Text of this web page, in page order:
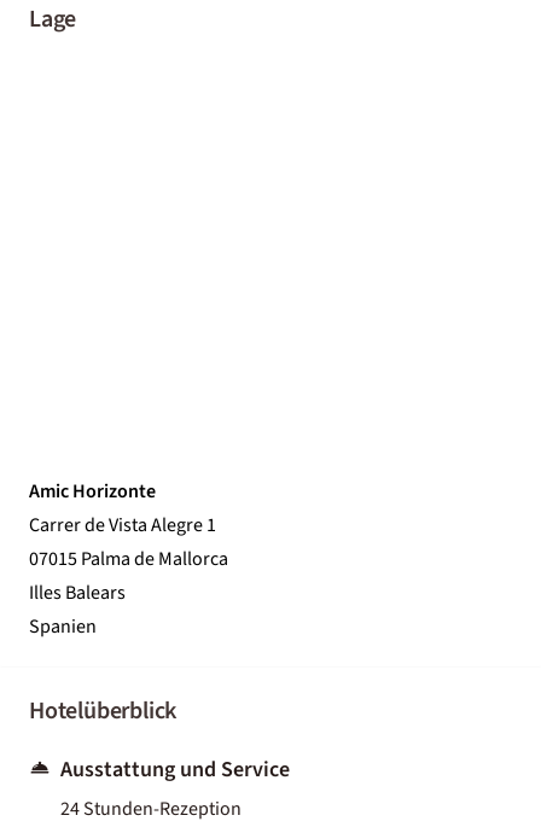
Lage
Amic Horizonte
Carrer de Vista Alegre 1
07015 Palma de Mallorca
Illes Balears
Spanien
Hotelüberblick
Ausstattung und Service
24 Stunden-Rezeption